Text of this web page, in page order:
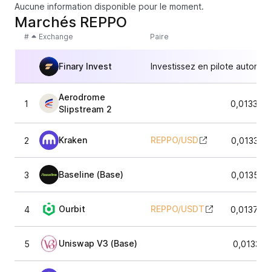
Aucune information disponible pour le moment.
Marchés REPPO
# Exchange Paire
Finary Invest Investissez en pilote
1
Aerodrome
Slipstream 2
2 Kraken REPPO/USD
3 Baseline (Base)
4 Ourbit REPPO/USDT
5 Uniswap V3 (Base)